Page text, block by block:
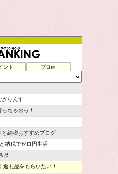
ント ブロ画
ざりんす
ちゃおっ！
と納税おすすめブログ
納税でゼロ円生活
県
返礼品をもらいたい！